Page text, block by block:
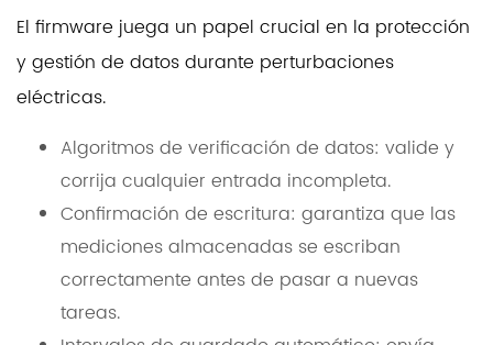
El firmware juega un papel crucial en la protección
y gestión de datos durante perturbaciones
eléctricas.
Algoritmos de verificación de datos: valide y
corrija cualquier entrada incompleta.
Confirmación de escritura: garantiza que las
mediciones almacenadas se escriban
correctamente antes de pasar a nuevas
tareas.